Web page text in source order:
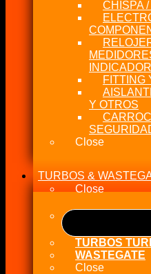
CHISPA /
FITTING
Y OTROS
Close
TURBOS &
Close
TURBOS
WASTEGATE
Close